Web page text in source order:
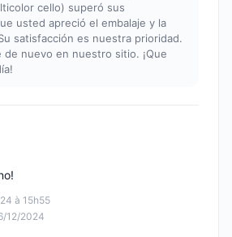
cello) superó sus
usted apreció el embalaje y la
satisfacción es nuestra prioridad.
de nuevo en nuestro sitio. ¡Que
à 15h55
12/2024